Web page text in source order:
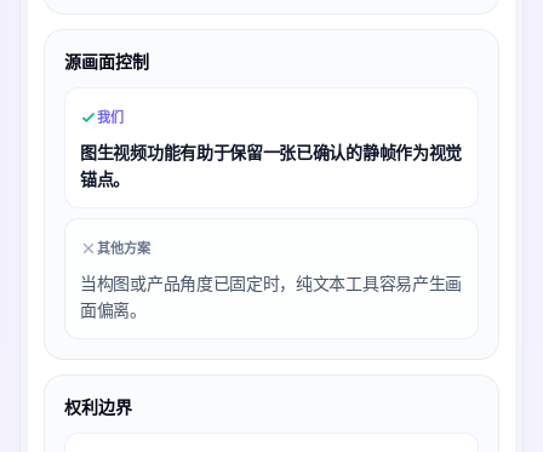
源画面控制
我们
图生视频功能有助于保留一张已确认的静帧作为视觉
锚点。
其他方案
当构图或产品角度已固定时，纯文本工具容易产生画
面偏离。
权利边界